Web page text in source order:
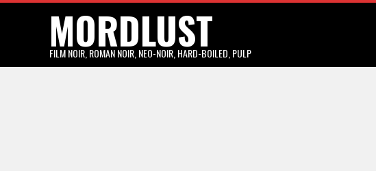
MORDLUST
FILM NOIR, ROMAN NOIR, NEO-NOIR, HARD-BOILED, PULP